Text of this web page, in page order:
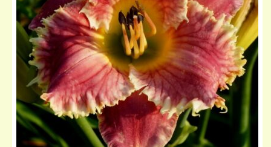
KELIONIŲ GALERIJA